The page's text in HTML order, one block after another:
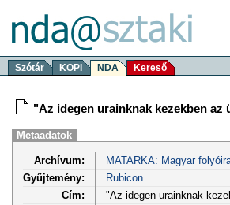
Szótár KOPI NDA Kereső
"Az idegen urainknak kezekben az
Metaadatok
Archívum:
MATARKA: Magyar
Gyűjtemény:
Rubicon
Cím:
"Az idegen urainknak